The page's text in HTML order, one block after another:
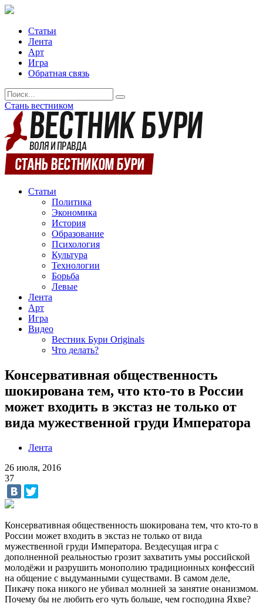
Статьи
Лента
Арт
Игра
Обратная связь
Стань вестником
Статьи
Политика
Экономика
История
Образование
Психология
Культура
Технологии
Борьба
Левые
Лента
Арт
Игра
Видео
Вестник Бури Originals
Что делать?
Консервативная общественность
шокирована тем, что кто-то в России
может входить в экстаз не только от
вида мужественной груди Императора
Лента
26 июля, 2016
37
Консервативная общественность шокирована тем, что кто-то в
России может входить в экстаз не только от вида
мужественной груди Императора. Вездесущая игра с
дополненной реальностью грозит захватить умы российской
молодёжи и разрушить монополию традиционных конфессий
на общение с выдуманными существами. В самом деле,
Пикачу пока никого не убивал молнией за занятие онанизмом.
Почему бы не любить его чуть больше, чем господина Яхве?